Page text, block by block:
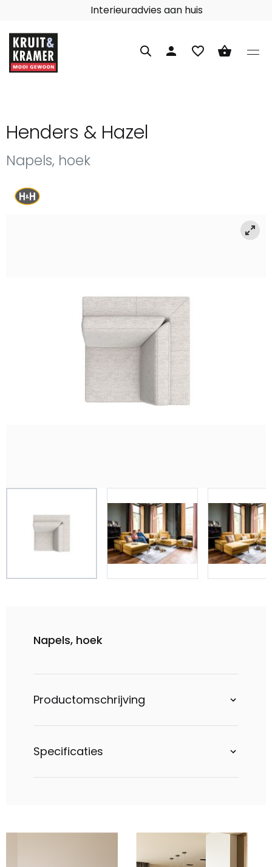
Interieuradvies aan huis
person favorite_border shopping_basket
Henders & Hazel
Napels, hoek
Napels, hoek
Productomschrijving
Specificaties